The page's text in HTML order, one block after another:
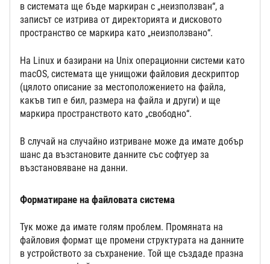
в системата ще бъде маркиран с „неизползван“, а
записът се изтрива от директорията и дисковото
пространство се маркира като „неизползвано“.
На Linux и базирани на Unix операционни системи като
macOS, системата ще унищожи файловия дескриптор
(цялото описание за местоположението на файла,
какъв тип е бил, размера на файла и други) и ще
маркира пространството като „свободно“.
В случай на случайно изтриване може да имате добър
шанс да възстановите данните със софтуер за
възстановяване на данни.
Форматиране на файловата система
Тук може да имате голям проблем. Промяната на
файловия формат ще промени структурата на данните
в устройството за съхранение. Той ще създаде празна